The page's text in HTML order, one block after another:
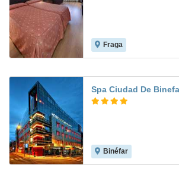
Fraga
Spa Ciudad De
Binéfar